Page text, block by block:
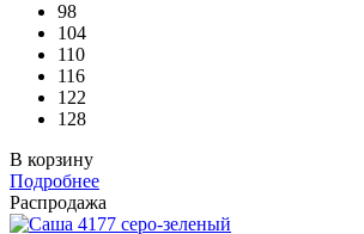
98
104
110
116
122
128
В корзину
Подробнее
Распродажа